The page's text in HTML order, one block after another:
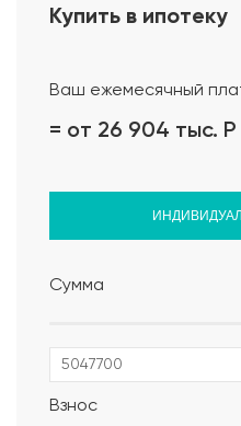
Купить в ипотеку
Ваш ежемесячный
= от 26 904 тыс. Р
Сумма
Взнос